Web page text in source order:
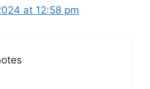
at 12:58 pm